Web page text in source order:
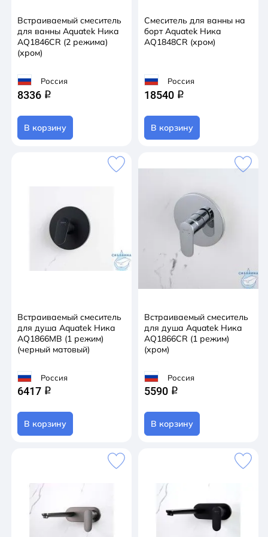
Встраиваемый смеситель
для ванны Aquatek Ника
AQ1846CR (2 режима)
(хром)
Россия
8336 q
В корзину
Смеситель для ванны на
борт Aquatek Ника
AQ1848CR (хром)
Россия
18540 q
В корзину
Встраиваемый смеситель
для душа Aquatek Ника
AQ1866MB (1 режим)
(черный матовый)
Россия
6417 q
В корзину
Встраиваемый смеситель
для душа Aquatek Ника
AQ1866CR (1 режим)
(хром)
Россия
5590 q
В корзину